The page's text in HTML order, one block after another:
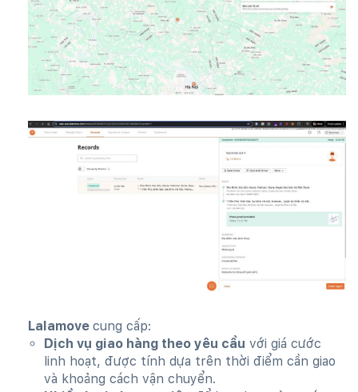
Lalamove cung cấp:
Dịch vụ giao hàng theo yêu cầu với giá cước
linh hoạt, được tính dựa trên thời điểm cần giao
và khoảng cách vận chuyển.